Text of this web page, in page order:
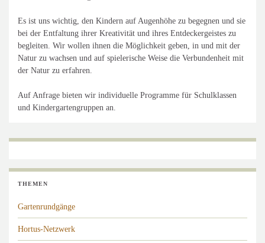
Es ist uns wichtig, den Kindern auf Augenhöhe zu begegnen und sie
bei der Entfaltung ihrer Kreativität und ihres Entdeckergeistes zu
begleiten. Wir wollen ihnen die Möglichkeit geben, in und mit der
Natur zu wachsen und auf spielerische Weise die Verbundenheit mit
der Natur zu erfahren.
Auf Anfrage bieten wir individuelle Programme für Schulklassen
und Kindergartengruppen an.
THEMEN
Gartenrundgänge
Hortus-Netzwerk